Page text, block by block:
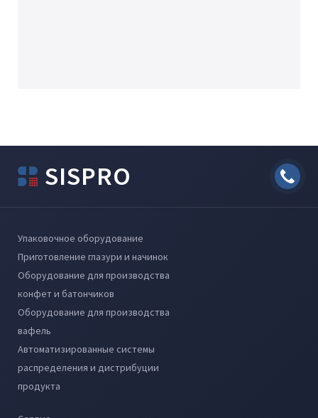
SISPRO
Упаковочное оборудование
Приготовление глазури и начинок
Оборудование для производства
конфет и батончиков
Оборудование для производства
вафель
Автоматизированные системы
распределения и дистрибуции
продукта